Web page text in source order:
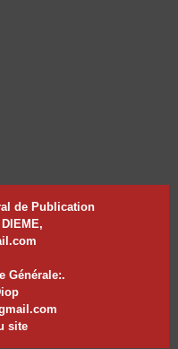
de Publication
Générale:.
site